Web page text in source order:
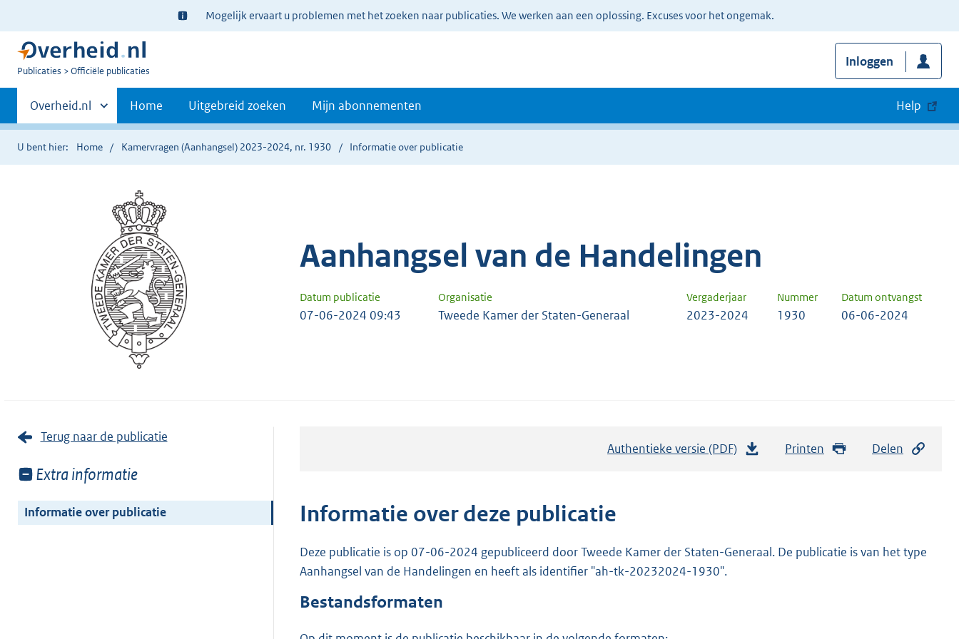
Ter
informatie:
Mogelijk ervaart u problemen met het zoeken naar publicaties. We werken aan een oplossing. Excuses voor het ongemak.
U
Publicaties Officiële publicaties
Inloggen
Primaire
navigatie
Andere
sites
binnen
Overheid.nl Home Uitgebreid zoeken Mijn abonnementen Help
U bent hier: Home Kamervragen (Aanhangsel) 2023-2024, nr. 1930 Informatie over publicatie
Aanhangsel van de Handelingen
Datum publicatie Organisatie Vergaderjaar Nummer Datum ontvangst
07-06-2024 09:43 Tweede Kamer der Staten-Generaal 2023-2024 1930 06-06-2024
Terug naar de publicatie
Toon
van:
Extra informatie
Informatie over publicatie
Authentieke versie (PDF) Printen Delen
Informatie over deze publicatie
Deze publicatie is op 07-06-2024 gepubliceerd door Tweede Kamer der Staten-Generaal. De publicatie is van het type
Aanhangsel van de Handelingen en heeft als identifier "ah-tk-20232024-1930".
Bestandsformaten